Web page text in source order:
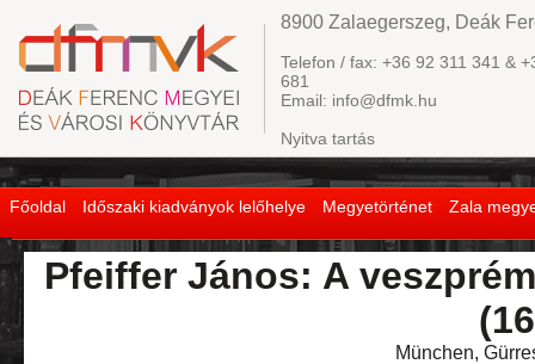
Főoldal Időszaki kiadványok lelőhelye Megyetörténet Zala
8900 Zalaegerszeg, Deák
Telefon / fax: +36 92 311 341 &
681
Email: info@dfmk.hu
Nyitva tartás
Pfeiffer János: A
München,